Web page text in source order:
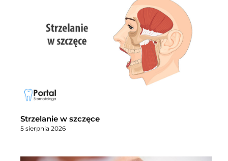
Strzelanie w szczęce
5 sierpnia 2026